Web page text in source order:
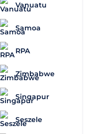
Vanuatu
Samoa
RPA
Zimbabwe
Singapur
Seszele